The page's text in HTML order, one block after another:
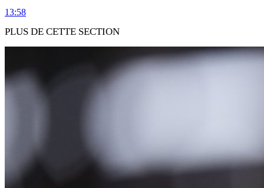
13:58
PLUS DE CETTE SECTION